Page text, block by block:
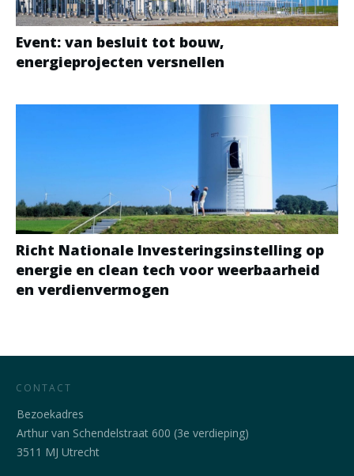
Event: van besluit tot bouw,
energieprojecten versnellen
Richt Nationale Investeringsinstelling op
energie en clean tech voor weerbaarheid
en verdienvermogen
CONTACT
Bezoekadres
Arthur van Schendelstraat 600 (3e verdieping)
3511 MJ Utrecht